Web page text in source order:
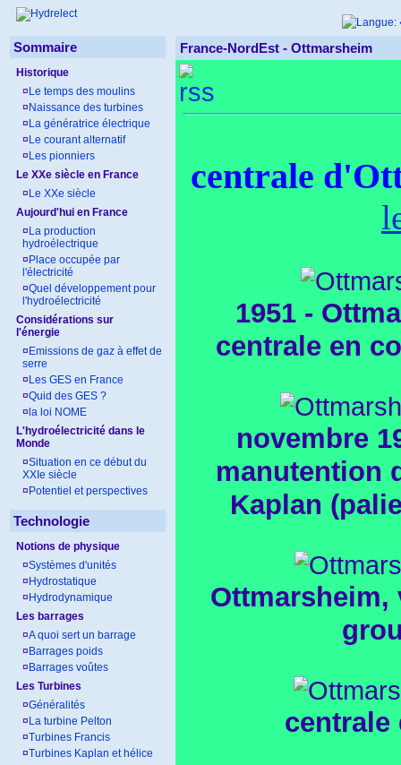
Sommaire
Historique
¤ Le temps des moulins
¤ Naissance des turbines
¤ La génératrice électrique
¤ Le courant alternatif
¤ Les pionniers
Le XXe siècle en France
¤ Le XXe siècle
Aujourd'hui en France
¤ La production
hydroélectrique
¤ Place occupée par
l'électricité
¤Quel développement pour
l'hydroélectricité
Considérations sur
l'énergie
¤ Emissions de gaz à effet de
serre
¤ Les GES en France
¤Quid des GES ?
¤ la loi NOME
L'hydroélectricité dans le
Monde
¤Situation en ce début du
XXIe siècle
¤ Potentiel et perspectives
Technologie
Notions de physique
¤Systèmes d'unités
¤ Hydrostatique
¤ Hydrodynamique
Les barrages
¤A quoi sert un barrage
¤ Barrages poids
¤ Barrages voûtes
Les Turbines
¤Généralités
¤ La turbine Pelton
¤Turbines Francis
¤Turbines Kaplan et hélice
France-NordEst - Ottmarsheim
centrale
1951 -
centrale en
novembre
manutention
Kaplan
Ottmarsheim,
centrale